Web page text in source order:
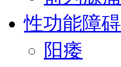
性功能障碍
阳痿